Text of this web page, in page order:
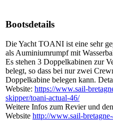
Bootsdetails
Die Yacht TOANI ist eine sehr
als Auminiumrumpf mit
Es stehen 3 Doppelkabinen zur
belegt, so dass bei nur zwei
Doppelkabine belegen kann.
Website: https://www.sail-
skipper/toani-actual-46/
Weitere Infos zum Revier und
Website http://www.sail-